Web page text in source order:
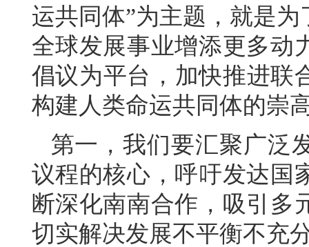
运共同体”为主题，就是
全球发展事业增添更多动
倡议为平台，加快推进联
构建人类命运共同体的崇
第一，我们要汇聚广泛
议程的核心，呼吁发达国
断深化南南合作，吸引多
切实解决发展不平衡不充